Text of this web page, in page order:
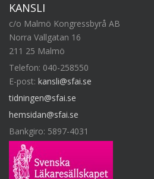
KANSLI
c/o Malmö Kongressbyrå AB
Norra Vallgatan 16
211 25 Malmö
Telefon: 040-258550
E-post: kansli@sfai.se
tidningen@sfai.se
hemsidan@sfai.se
Bankgiro: 5897-4031